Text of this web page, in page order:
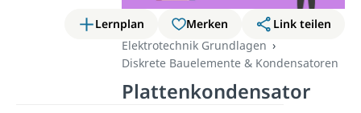
Lernplan Merken
Link teilen
Elektrotechnik Grundlagen
Diskrete Bauelemente & Kondensatoren
Plattenkondensator